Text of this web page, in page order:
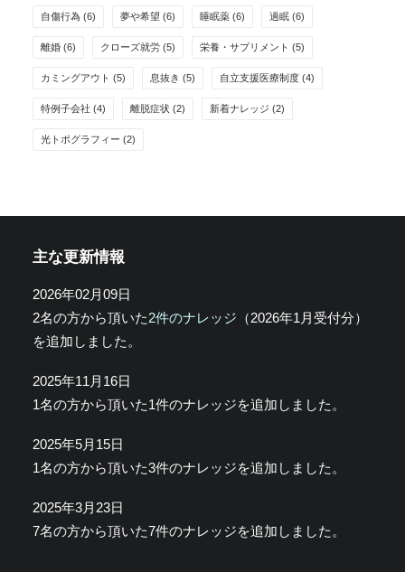
自傷行為 (6) 夢や希望 (6) 睡眠薬 (6) 過眠 (6)
離婚 (6) クローズ就労 (5) 栄養・サプリメント (5)
カミングアウト (5) 息抜き (5) 自立支援医療制度 (4)
特例子会社 (4) 離脱症状 (2) 新着ナレッジ (2)
光トポグラフィー (2)
主な更新情報
2026年02月09日
2名の方から頂いた2件のナレッジ （2026年1月受付分）
を追加しました。
2025年11月16日
1名の方から頂いた1件のナレッジを追加しました。
2025年5月15日
1名の方から頂いた3件のナレッジを追加しました。
2025年3月23日
7名の方から頂いた7件のナレッジを追加しました。